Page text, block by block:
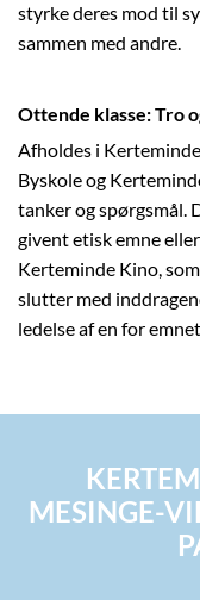
styrke deres mod til
sammen med andre.
Ottende klasse: Tro
Afholdes i
Byskole og
tanker og spørgsmål.
givent etisk emne
Kerteminde Kino,
slutter med
ledelse af en for
MESINGE-